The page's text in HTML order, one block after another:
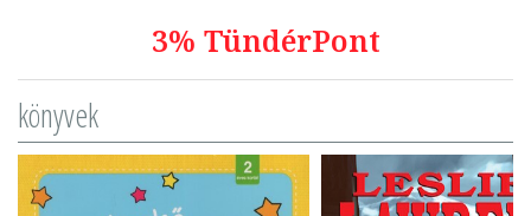
3% TündérPont
könyvek